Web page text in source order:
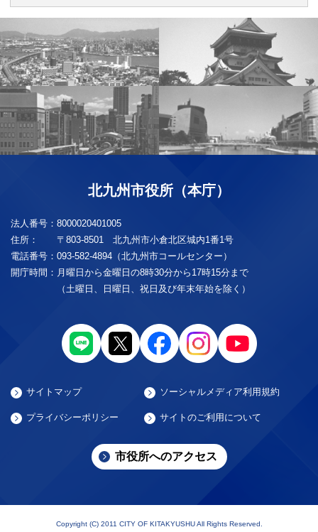
北九州市役所（本庁）
法人番号： 8000020401005
住所：
〒803-8501 北九州市小倉北区城内1番1号
電話番号： 093-582-4894（北九州市コールセンター）
開庁時間： 月曜日から金曜日の8時30分から17時15分まで
（土曜日、日曜日、祝日及び年末年始を除く）
サイトマップ ソーシャルメディア利用規約
プライバシーポリシー サイトのご利用について
市役所へのアクセス
Copyright (C) 2011 CITY OF KITAKYUSHU All Rights Reserved.